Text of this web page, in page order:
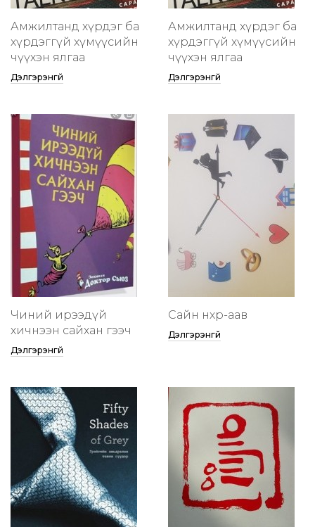
Амжилтанд хүрдэг ба
хүрдэггүй хүмүүсийн
өчүүхэн ялгаа
Дэлгэрэнгүй
Амжилтанд хүрдэг ба
хүрдэггүй хүмүүсийн
өчүүхэн ялгаа
Дэлгэрэнгүй
Чиний ирээдүй
хичнээн сайхан гээч
Дэлгэрэнгүй
Сайн нөхөр-аав
Дэлгэрэнгүй